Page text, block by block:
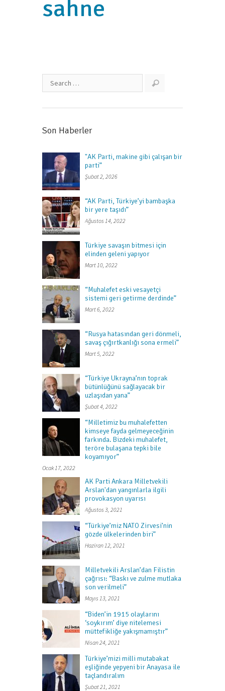
sahne
Son Haberler
"AK Parti, makine gibi çalışan bir
parti”
Şubat 2, 2026
“AK Parti, Türkiye’yi bambaşka
bir yere taşıdı”
Ağustos 14, 2022
Türkiye savaşın bitmesi için
elinden geleni yapıyor
Mart 10, 2022
“Muhalefet eski vesayetçi
sistemi geri getirme derdinde”
Mart 6, 2022
“Rusya hatasından geri dönmeli,
savaş çığırtkanlığı sona ermeli”
Mart 5, 2022
“Türkiye Ukrayna’nın toprak
bütünlüğünü sağlayacak bir
uzlaşıdan yana”
Şubat 4, 2022
“Milletimiz bu muhalefetten
kimseye fayda gelmeyeceğinin
farkında. Bizdeki muhalefet,
teröre bulaşana tepki bile
koyamıyor”
Ocak 17, 2022
AK Parti Ankara Milletvekili
Arslan'dan yangınlarla ilgili
provokasyon uyarısı
Ağustos 3, 2021
“Türkiye’miz NATO Zirvesi’nin
gözde ülkelerinden biri”
Haziran 12, 2021
Milletvekili Arslan’dan Filistin
çağrısı: “Baskı ve zulme mutlaka
son verilmeli”
Mayıs 13, 2021
“Biden’in 1915 olaylarını
‘soykırım’ diye nitelemesi
müttefikliğe yakışmamıştır”
Nisan 24, 2021
Türkiye’mizi milli mutabakat
eşliğinde yepyeni bir Anayasa ile
taçlandıralım
Şubat 21, 2021